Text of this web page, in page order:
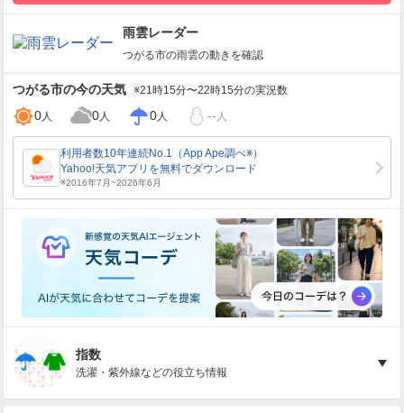
雨雲レーダー
つがる市の雨雲の動きを確認
つがる市の今の天気 ※21時15分〜22時15分の実況数
0人 0人 0人 -- 人
指数
洗濯・紫外線などの役立ち情報